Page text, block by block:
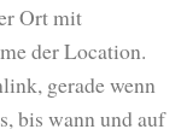
Ort mit
der Location.
gerade wenn
bis wann und auf